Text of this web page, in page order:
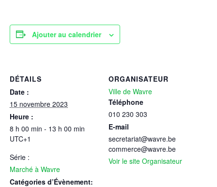
Ajouter au calendrier
DÉTAILS
Date :
15 novembre 2023
Heure :
8 h 00 min - 13 h 00 min
UTC+1
Série :
Marché à Wavre
Catégories d’Évènement:
ORGANISATEUR
Ville de Wavre
Téléphone
010 230 303
E-mail
secretariat@wavre.be
commerce@wavre.be
Voir le site Organisateur